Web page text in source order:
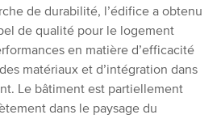
de durabilité, l’édifice a obtenu
de qualité pour le logement
en matière d’efficacité
matériaux et d’intégration dans
Le bâtiment est partiellement
dans le paysage du